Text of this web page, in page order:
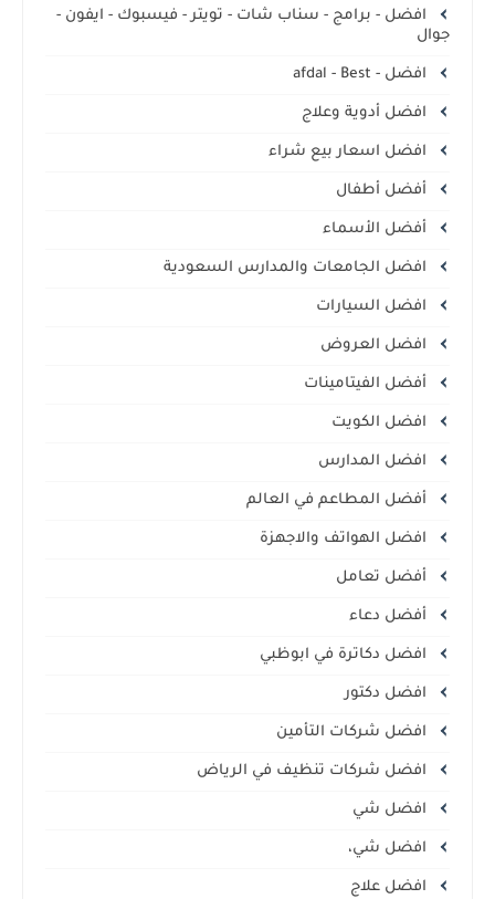
افضل - برامج - سناب شات - تويتر - فيسبوك - ايفون -
جوال
افضل - afdal - Best
افضل أدوية وعلاج
افضل اسعار بيع شراء
أفضل أطفال
أفضل الأسماء
افضل الجامعات والمدارس السعودية
افضل السيارات
افضل العروض
أفضل الفيتامينات
افضل الكويت
افضل المدارس
أفضل المطاعم في العالم
افضل الهواتف والاجهزة
أفضل تعامل
أفضل دعاء
افضل دكاترة في ابوظبي
افضل دكتور
افضل شركات التأمين
افضل شركات تنظيف في الرياض
افضل شي
افضل شي،
افضل علاج